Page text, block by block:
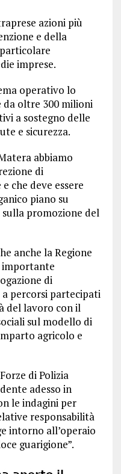
azioni più
e della
imprese.
operativo lo
da oltre 300 milioni
a sostegno delle
e sicurezza.
abbiamo
di
che deve essere
piano su
promozione del
anche la Regione
importante
di
percorsi partecipati
del lavoro con il
sul modello di
agricolo e
di Polizia
adesso in
le indagini per
responsabilità
intorno all’operaio
guarigione”.